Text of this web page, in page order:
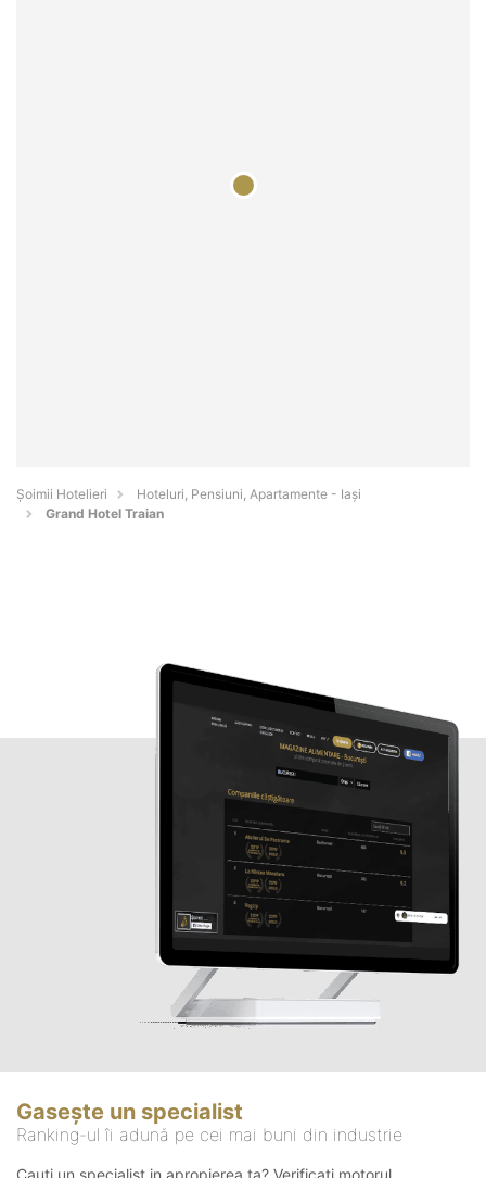
Șoimii Hotelieri
Hoteluri, Pensiuni, Apartamente - Iaşi
Grand Hotel Traian
Gasește un specialist
Ranking-ul îi adună pe cei mai buni din industrie
Cauți un specialist in apropierea ta? Verificați motorul